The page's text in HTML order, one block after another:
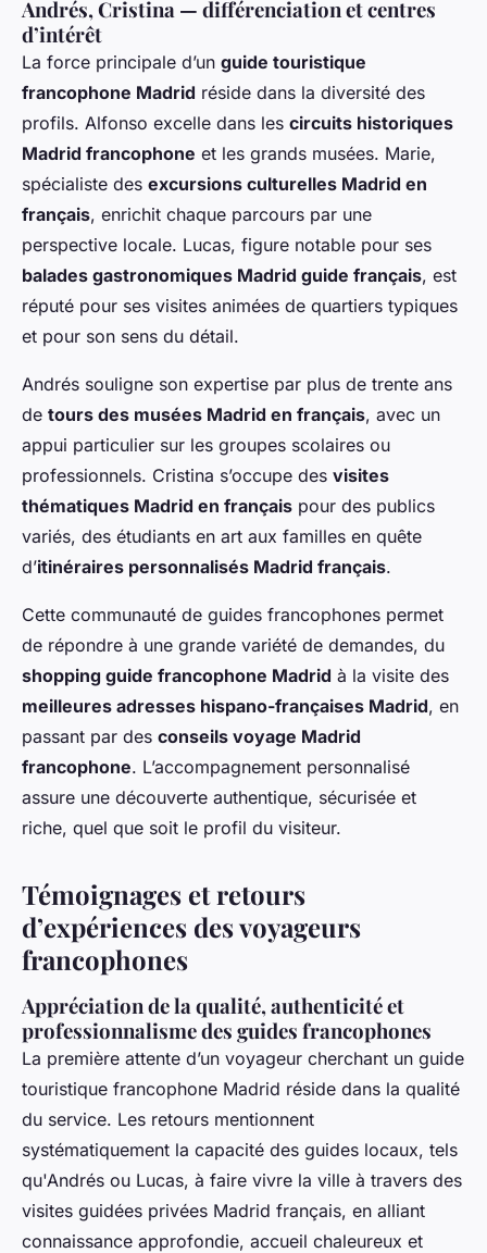
Andrés, Cristina — différenciation et centres
d’intérêt
La force principale d’un guide touristique
francophone Madrid réside dans la diversité des
profils. Alfonso excelle dans les circuits historiques
Madrid francophone et les grands musées. Marie,
spécialiste des excursions culturelles Madrid en
français, enrichit chaque parcours par une
perspective locale. Lucas, figure notable pour ses
balades gastronomiques Madrid guide français, est
réputé pour ses visites animées de quartiers typiques
et pour son sens du détail.
Andrés souligne son expertise par plus de trente ans
de tours des musées Madrid en français, avec un
appui particulier sur les groupes scolaires ou
professionnels. Cristina s’occupe des visites
thématiques Madrid en français pour des publics
variés, des étudiants en art aux familles en quête
d’itinéraires personnalisés Madrid français.
Cette communauté de guides francophones permet
de répondre à une grande variété de demandes, du
shopping guide francophone Madrid à la visite des
meilleures adresses hispano-françaises Madrid, en
passant par des conseils voyage Madrid
francophone. L’accompagnement personnalisé
assure une découverte authentique, sécurisée et
riche, quel que soit le profil du visiteur.
Témoignages et retours
d’expériences des voyageurs
francophones
Appréciation de la qualité, authenticité et
professionnalisme des guides francophones
La première attente d’un voyageur cherchant un guide
touristique francophone Madrid réside dans la qualité
du service. Les retours mentionnent
systématiquement la capacité des guides locaux, tels
qu'Andrés ou Lucas, à faire vivre la ville à travers des
visites guidées privées Madrid français, en alliant
connaissance approfondie, accueil chaleureux et